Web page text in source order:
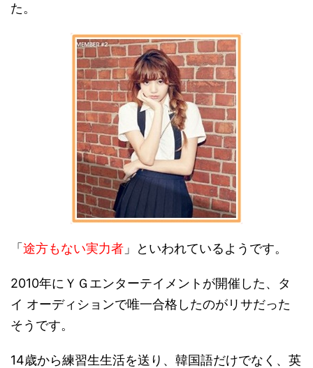
た。
「 途方もない実力者 」といわれているようです。
2010年にＹＧエンターテイメントが開催した、タ
イ オーディションで唯一合格したのがリサだった
そうです。
14歳から練習生生活を送り、韓国語だけでなく、英